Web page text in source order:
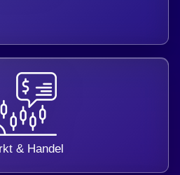
& Handel